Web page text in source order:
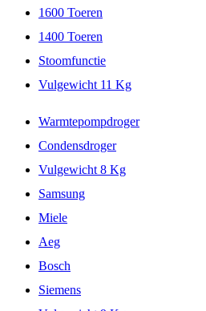
1600 Toeren
1400 Toeren
Stoomfunctie
Vulgewicht 11 Kg
Warmtepompdroger
Condensdroger
Vulgewicht 8 Kg
Samsung
Miele
Aeg
Bosch
Siemens